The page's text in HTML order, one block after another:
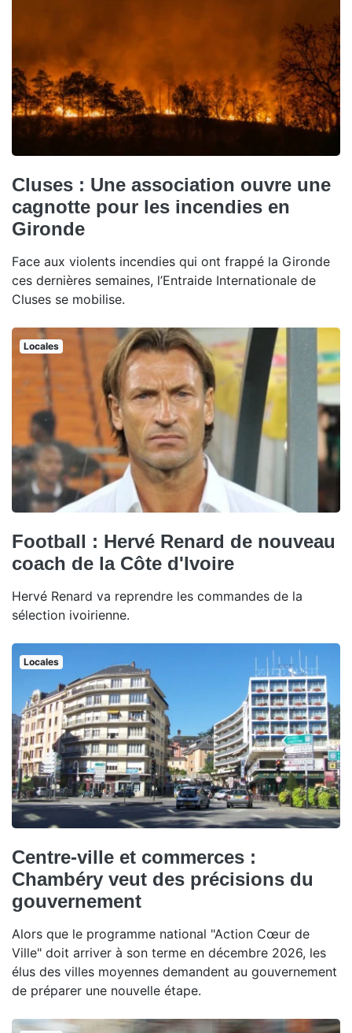
Cluses : Une association ouvre une
cagnotte pour les incendies en
Gironde
Face aux violents incendies qui ont frappé la Gironde
ces dernières semaines, l’Entraide Internationale de
Cluses se mobilise.
Locales
Football : Hervé Renard de nouveau
coach de la Côte d'Ivoire
Hervé Renard va reprendre les commandes de la
sélection ivoirienne.
Locales
Centre-ville et commerces :
Chambéry veut des précisions du
gouvernement
Alors que le programme national "Action Cœur de
Ville" doit arriver à son terme en décembre 2026, les
élus des villes moyennes demandent au gouvernement
de préparer une nouvelle étape.